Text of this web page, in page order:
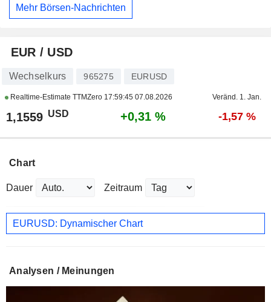
Mehr Börsen-Nachrichten
EUR / USD
Wechselkurs 965275 EURUSD
Realtime-Estimate TTMZero 17:59:45 07.08.2026 Veränd. 1. Jan.
1,1559 USD +0,31 % -1,57 %
Chart
Dauer Zeitraum
EURUSD: Dynamischer Chart
Analysen / Meinungen